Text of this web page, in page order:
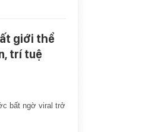
giới thể
trí tuệ
bất ngờ viral trở